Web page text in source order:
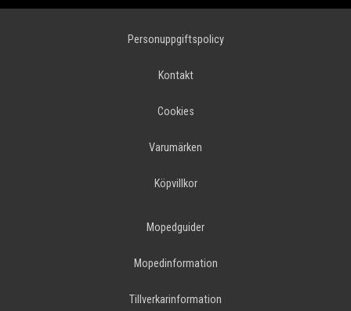
Personuppgiftspolicy
Kontakt
Cookies
Varumärken
Köpvillkor
Mopedguider
Mopedinformation
Tillverkarinformation